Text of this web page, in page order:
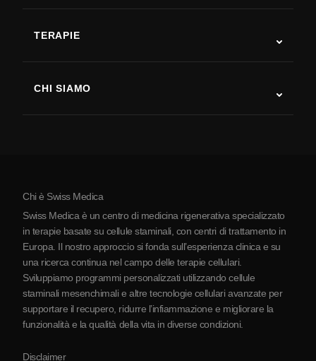
Malattia di Parkinson
Artrite
TERAPIE
CHI SIAMO
La Serbia
Partnership
Chi è Swiss Medica
Swiss Medica è un centro di medicina rigenerativa specializzato
in terapie basate su cellule staminali, con centri di trattamento in
Europa. Il nostro approccio si fonda sull’esperienza clinica e su
una ricerca continua nel campo delle terapie cellulari.
Sviluppiamo programmi personalizzati utilizzando cellule
staminali mesenchimali e altre tecnologie cellulari avanzate per
supportare il recupero, ridurre l’infiammazione e migliorare la
funzionalità e la qualità della vita in diverse condizioni.
Disclaimer